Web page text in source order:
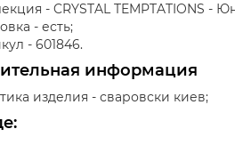
- CRYSTAL TEMPTATIONS -
- есть;
- 601846.
информация
изделия - сваровски киев;